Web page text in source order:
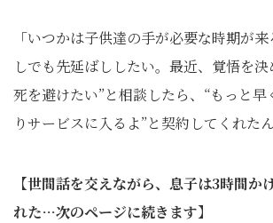
「いつかは子供達の手が必要な時期が
しでも先延ばししたい。最近、覚悟を
死を避けたい”と相談したら、“もっと
りサービスに入るよ”と契約してくれたん
【世間話を交えながら、息子は3時間か
れた…次のページに続きます】